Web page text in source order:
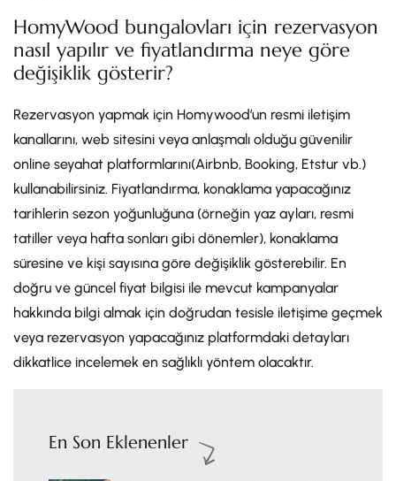
HomyWood bungalovları için rezervasyon
nasıl yapılır ve fiyatlandırma neye göre
değişiklik gösterir?
Rezervasyon yapmak için Homywood’un resmi iletişim
kanallarını, web sitesini veya anlaşmalı olduğu güvenilir
online seyahat platformlarını(Airbnb, Booking, Etstur vb.)
kullanabilirsiniz. Fiyatlandırma, konaklama yapacağınız
tarihlerin sezon yoğunluğuna (örneğin yaz ayları, resmi
tatiller veya hafta sonları gibi dönemler), konaklama
süresine ve kişi sayısına göre değişiklik gösterebilir. En
doğru ve güncel fiyat bilgisi ile mevcut kampanyalar
hakkında bilgi almak için doğrudan tesisle iletişime geçmek
veya rezervasyon yapacağınız platformdaki detayları
dikkatlice incelemek en sağlıklı yöntem olacaktır.
En Son Eklenenler